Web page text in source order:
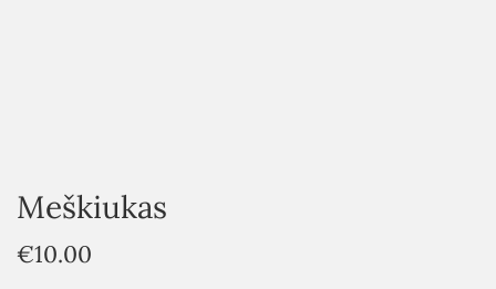
Meškiukas
€10.00